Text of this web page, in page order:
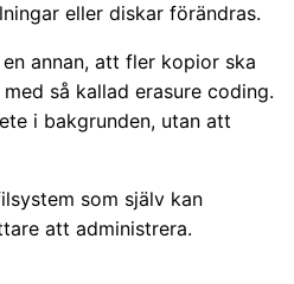
eller diskar förändras.
annan, att fler kopior ska
så kallad erasure coding.
i bakgrunden, utan att
som själv kan
att administrera.